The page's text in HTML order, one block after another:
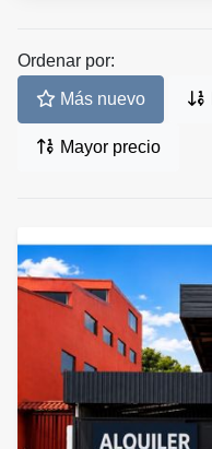
Ordenar por:
Más nuevo
Mayor precio